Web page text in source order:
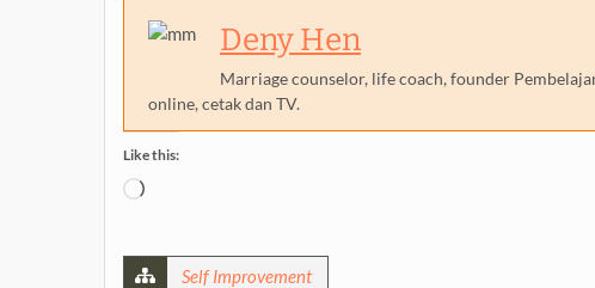
Deny Hen
Marriage counselor, life coach, founder
online, cetak dan TV.
Like this:
Loading…
Self Improvement